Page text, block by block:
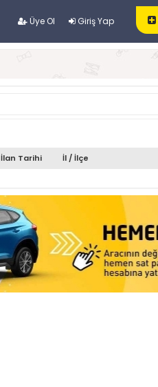
Üye Ol Giriş Yap
İlan Tarihi İl / İlçe